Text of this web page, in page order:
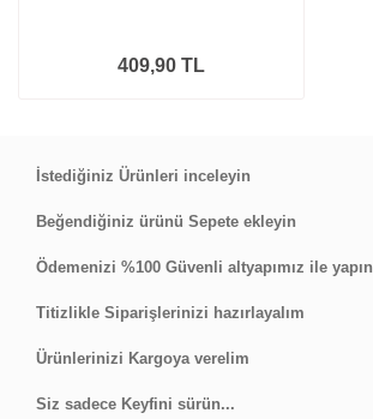
409,90 TL
İstediğiniz Ürünleri inceleyin
Beğendiğiniz ürünü Sepete ekleyin
Ödemenizi %100 Güvenli altyapımız ile yapın
Titizlikle Siparişlerinizi hazırlayalım
Ürünlerinizi Kargoya verelim
Siz sadece Keyfini sürün...